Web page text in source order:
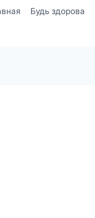
Будь здорова